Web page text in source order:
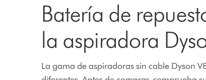
Batería de
la aspiradora
La gama de aspiradoras sin cable Dyson